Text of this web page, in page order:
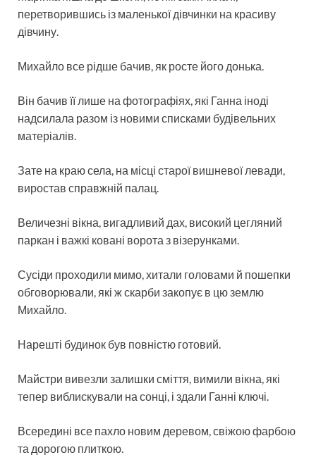
перетворившись із маленької дівчинки на красиву
дівчину.
Михайло все рідше бачив, як росте його донька.
Він бачив її лише на фотографіях, які Ганна іноді
надсилала разом із новими списками будівельних
матеріалів.
Зате на краю села, на місці старої вишневої левади,
виростав справжній палац.
Величезні вікна, вигадливий дах, високий цегляний
паркан і важкі ковані ворота з візерунками.
Сусіди проходили мимо, хитали головами й пошепки
обговорювали, які ж скарби закопує в цю землю
Михайло.
Нарешті будинок був повністю готовий.
Майстри вивезли залишки сміття, вимили вікна, які
тепер виблискували на сонці, і здали Ганні ключі.
Всередині все пахло новим деревом, свіжою фарбою
та дорогою плиткою.